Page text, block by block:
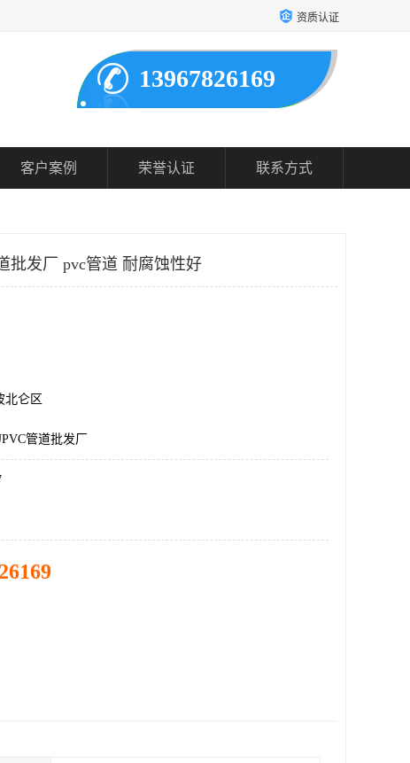
资质认证
13967826169
客户案例 荣誉认证 联系方式
批发厂 pvc管道 耐腐蚀性好
北仑区
管道批发厂